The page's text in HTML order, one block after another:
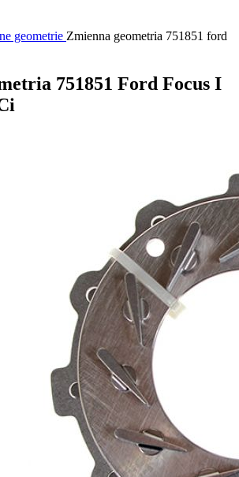
geometrie Zmienna geometria 751851 ford
751851 Ford Focus I